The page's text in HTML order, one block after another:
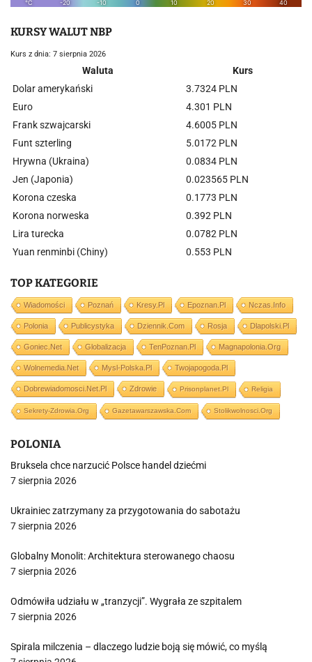
KURSY WALUT NBP
Kurs z dnia: 7 sierpnia 2026
Waluta
Kurs
Dolar amerykański
3.7324 PLN
Euro
4.301 PLN
Frank szwajcarski
4.6005 PLN
Funt szterling
5.0172 PLN
Hrywna (Ukraina)
0.0834 PLN
Jen (Japonia)
0.023565 PLN
Korona czeska
0.1773 PLN
Korona norweska
0.392 PLN
Lira turecka
0.0782 PLN
Yuan renminbi (Chiny)
0.553 PLN
TOP KATEGORIE
Wiadomości Poznań Kresy.pl Epoznan.pl Nczas.info
Polonia Publicystyka Dziennik.com Rosja Dlapolski.pl
Goniec.net Globalizacja TenPoznan.pl Magnapolonia.org
Wolnemedia.net Mysl-Polska.pl Twojapogoda.pl
Dobrewiadomosci.net.pl Zdrowie Prisonplanet.pl Religia
Sekrety-Zdrowia.org Gazetawarszawska.com Stolikwolnosci.org
POLONIA
Bruksela chce narzucić Polsce handel dziećmi
7 sierpnia 2026
Ukrainiec zatrzymany za przygotowania do sabotażu
7 sierpnia 2026
Globalny Monolit: Architektura sterowanego chaosu
7 sierpnia 2026
Odmówiła udziału w „tranzycji”. Wygrała ze szpitalem
7 sierpnia 2026
Spirala milczenia – dlaczego ludzie boją się mówić, co myślą